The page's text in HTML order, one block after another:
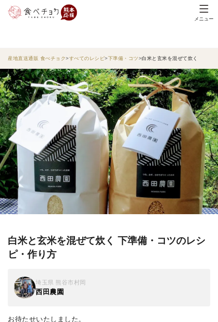
メニュー
産地直送通販 食べチョク すべてのレシピ 下準備・コツ 白米と玄米を混ぜて炊く
白米と玄米を混ぜて炊く 下準備・コツのレシ
ピ・作り方
埼玉県 熊谷市村岡
西田農園
お待たせいたしました。